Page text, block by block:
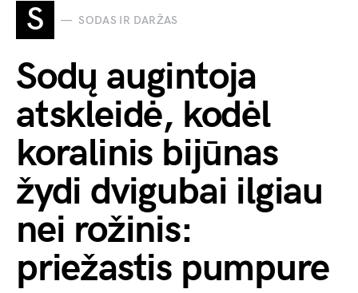
S SODAS IR DARŽAS
Sodų augintoja
atskleidė, kodėl
koralinis bijūnas
žydi dvigubai ilgiau
nei rožinis:
priežastis pumpure